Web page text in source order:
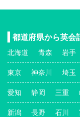
都道府県から英会
北海道 青森 岩手
東京 神奈川 埼玉
愛知 静岡 三重
新潟 長野 石川